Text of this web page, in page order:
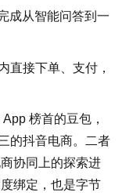
成从智能问答到一
直接下单、支付，
榜首的豆包，
的抖音电商。二者
协同上的探索进
绑定，也是字节